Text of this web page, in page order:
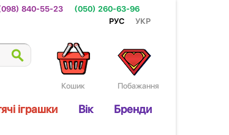
840-55-23
(050) 260-63-96
Рус
Укр
Побажання
Кошик
іграшки Вік Бренди